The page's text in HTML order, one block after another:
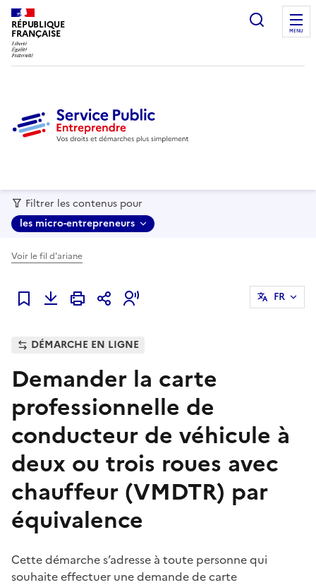
RÉPUBLIQUE
FRANÇAISE MENU
Filtrer les contenus pour
les micro-entrepreneurs
Voir le fil d'ariane
Ajouter à mes favoris
FR
DÉMARCHE EN LIGNE
Demander la carte
professionnelle de
conducteur de véhicule à
deux ou trois roues avec
chauffeur (VMDTR) par
équivalence
Cette démarche s’adresse à toute personne qui
souhaite effectuer une demande de carte